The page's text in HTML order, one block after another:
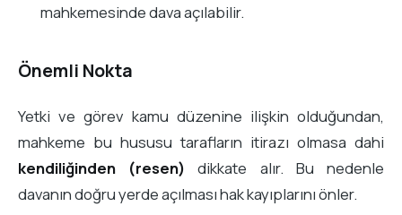
mahkemesinde dava açılabilir.
Önemli Nokta
Yetki ve görev kamu düzenine ilişkin olduğundan,
mahkeme bu hususu tarafların itirazı olmasa dahi
kendiliğinden (resen) dikkate alır. Bu nedenle
davanın doğru yerde açılması hak kayıplarını önler.